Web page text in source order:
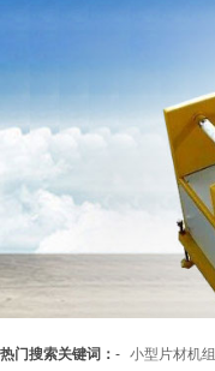
热门搜索关键词： - 小型片材机组